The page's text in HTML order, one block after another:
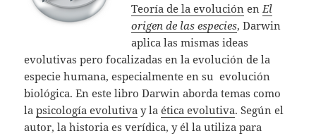
Teoría de la evolución enEl
origen de las especies, Darwin
aplica las mismas ideas
evolutivas pero focalizadas en la evolución de la
especie humana, especialmente en su evolución
biológica. En este libro Darwin aborda temas como
lapsicología evolutiva y laética evolutiva. Según el
autor, la historia es verídica, y él la utiliza para